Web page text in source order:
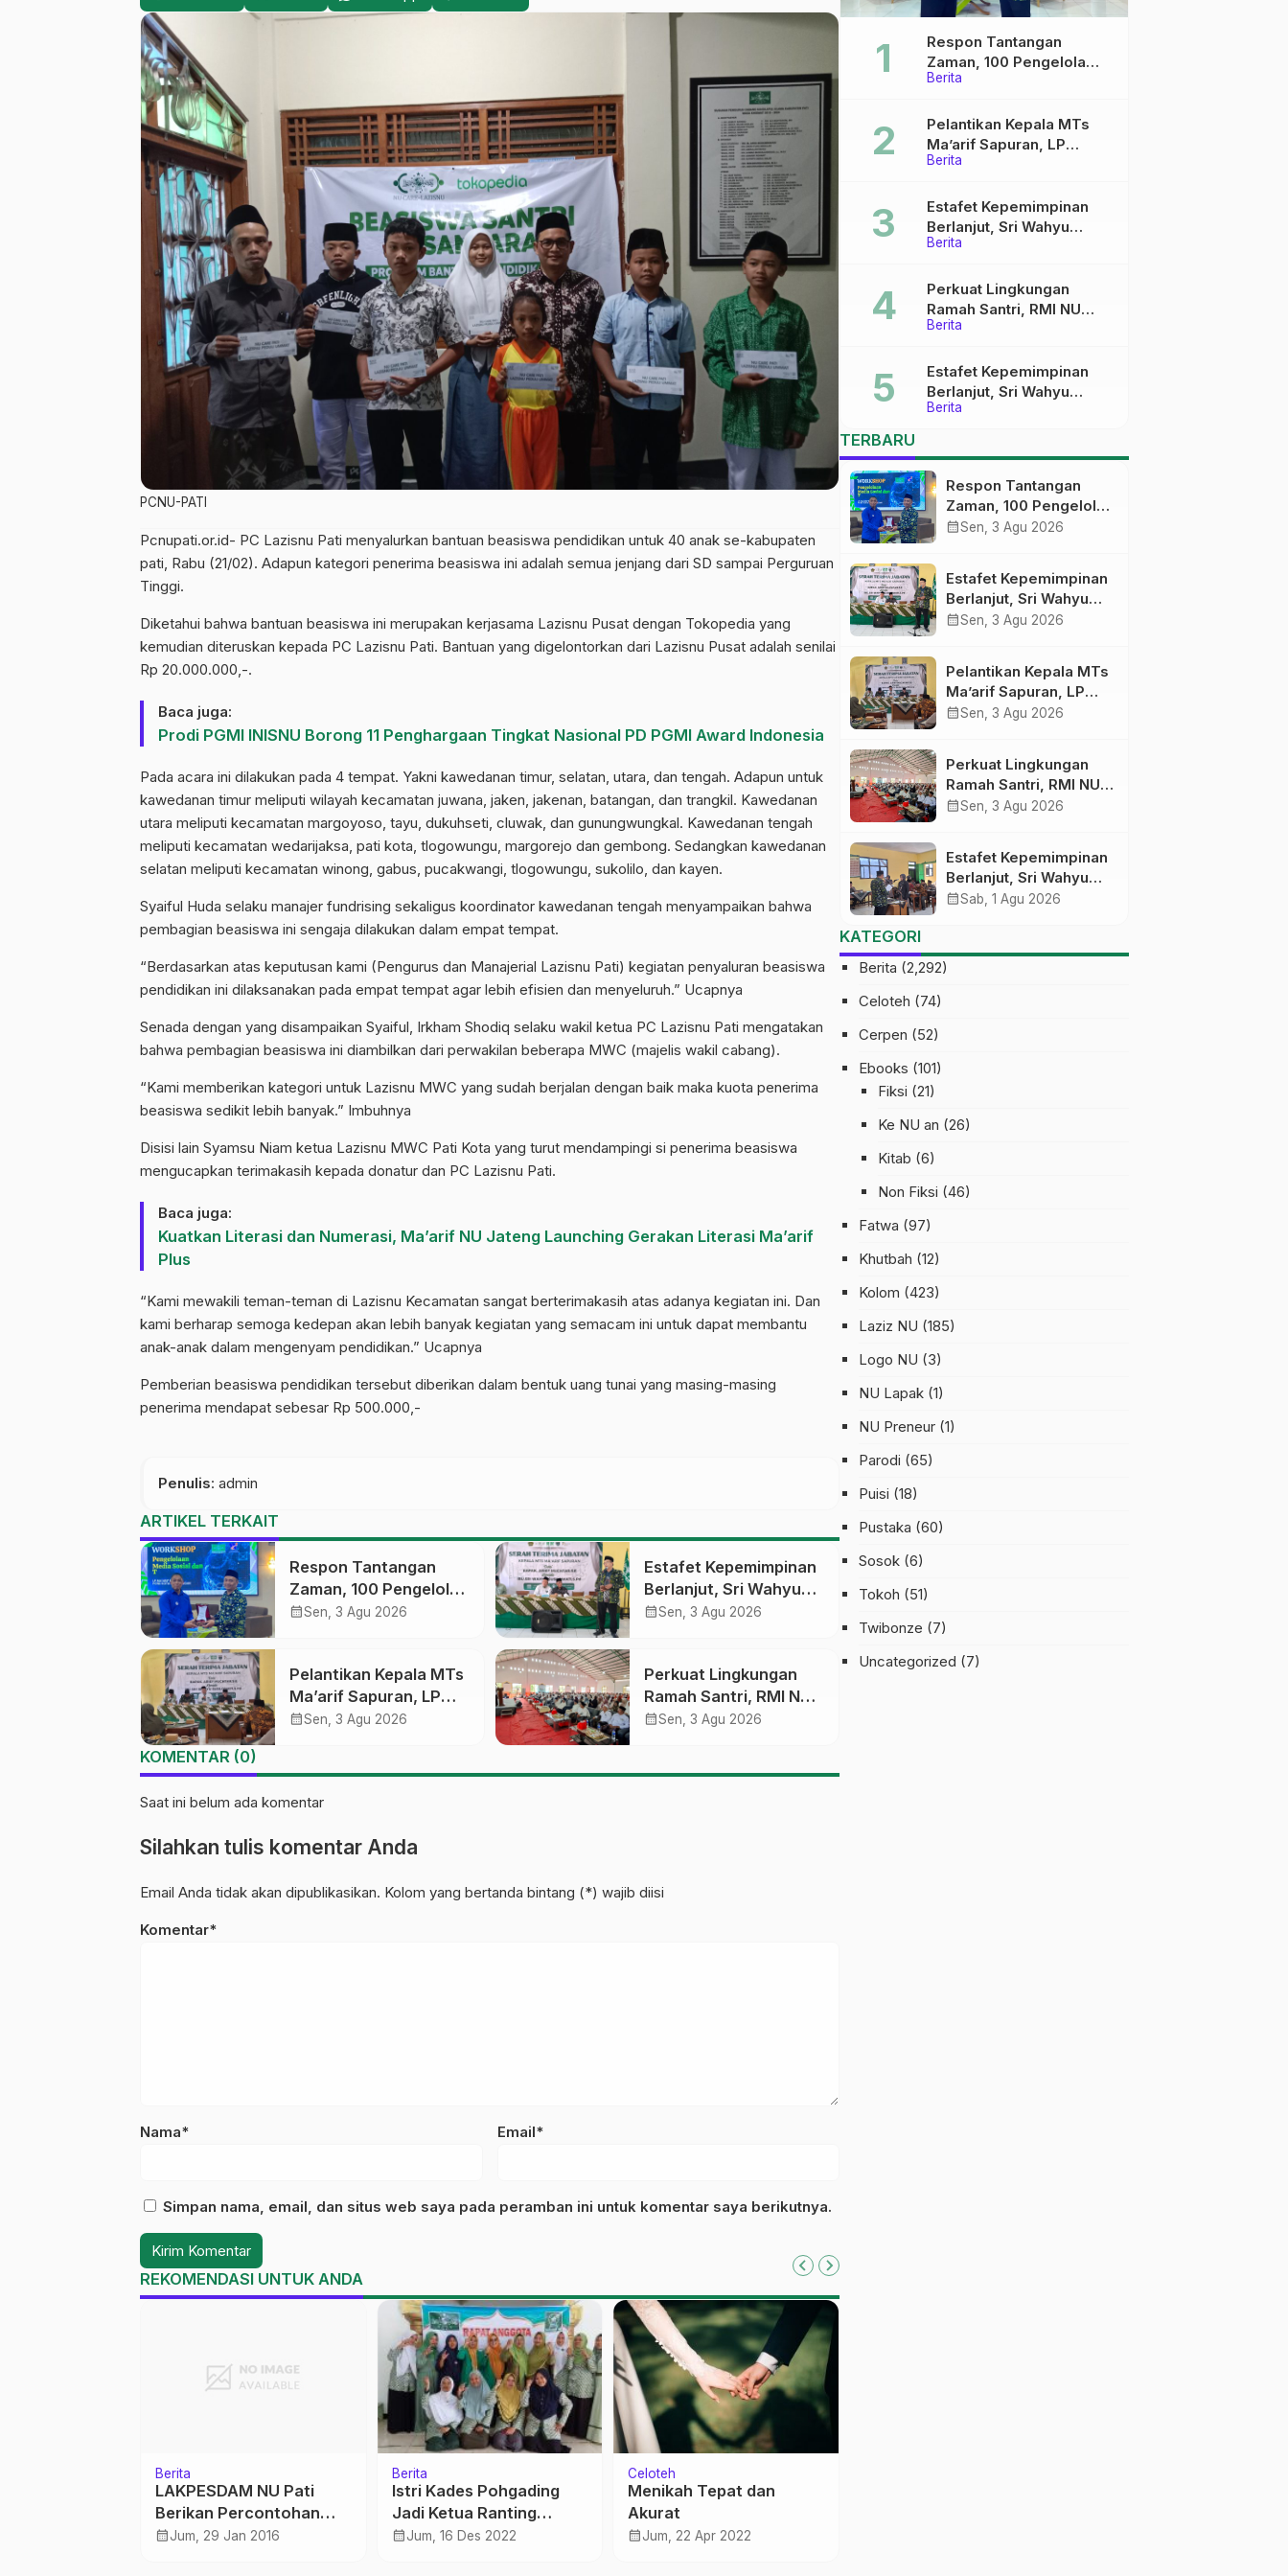
PCNU-PATI
Pcnupati.or.id- PC Lazisnu Pati menyalurkan bantuan beasiswa pendidikan untuk 40 anak se-kabupaten
pati, Rabu (21/02). Adapun kategori penerima beasiswa ini adalah semua jenjang dari SD sampai Perguruan
Tinggi.
Diketahui bahwa bantuan beasiswa ini merupakan kerjasama Lazisnu Pusat dengan Tokopedia yang
kemudian diteruskan kepada PC Lazisnu Pati. Bantuan yang digelontorkan dari Lazisnu Pusat adalah senilai
Rp 20.000.000,-.
Baca juga:
Prodi PGMI INISNU Borong 11 Penghargaan Tingkat Nasional PD PGMI Award Indonesia
Pada acara ini dilakukan pada 4 tempat. Yakni kawedanan timur, selatan, utara, dan tengah. Adapun untuk
kawedanan timur meliputi wilayah kecamatan juwana, jaken, jakenan, batangan, dan trangkil. Kawedanan
utara meliputi kecamatan margoyoso, tayu, dukuhseti, cluwak, dan gunungwungkal. Kawedanan tengah
meliputi kecamatan wedarijaksa, pati kota, tlogowungu, margorejo dan gembong. Sedangkan kawedanan
selatan meliputi kecamatan winong, gabus, pucakwangi, tlogowungu, sukolilo, dan kayen.
Syaiful Huda selaku manajer fundrising sekaligus koordinator kawedanan tengah menyampaikan bahwa
pembagian beasiswa ini sengaja dilakukan dalam empat tempat.
“Berdasarkan atas keputusan kami (Pengurus dan Manajerial Lazisnu Pati) kegiatan penyaluran beasiswa
pendidikan ini dilaksanakan pada empat tempat agar lebih efisien dan menyeluruh.” Ucapnya
Senada dengan yang disampaikan Syaiful, Irkham Shodiq selaku wakil ketua PC Lazisnu Pati mengatakan
bahwa pembagian beasiswa ini diambilkan dari perwakilan beberapa MWC (majelis wakil cabang).
“Kami memberikan kategori untuk Lazisnu MWC yang sudah berjalan dengan baik maka kuota penerima
beasiswa sedikit lebih banyak.” Imbuhnya
Disisi lain Syamsu Niam ketua Lazisnu MWC Pati Kota yang turut mendampingi si penerima beasiswa
mengucapkan terimakasih kepada donatur dan PC Lazisnu Pati.
Baca juga:
Kuatkan Literasi dan Numerasi, Ma’arif NU Jateng Launching Gerakan Literasi Ma’arif
Plus
“Kami mewakili teman-teman di Lazisnu Kecamatan sangat berterimakasih atas adanya kegiatan ini. Dan
kami berharap semoga kedepan akan lebih banyak kegiatan yang semacam ini untuk dapat membantu
anak-anak dalam mengenyam pendidikan.” Ucapnya
Pemberian beasiswa pendidikan tersebut diberikan dalam bentuk uang tunai yang masing-masing
penerima mendapat sebesar Rp 500.000,-
Penulis: admin
ARTIKEL TERKAIT
Respon Tantangan
Zaman, 100 Pengelola
Medsos Sekolah
Digital
calendar_monthSen, 3 Agu 2026
Estafet Kepemimpinan
Berlanjut, Sri Wahyu
Susilowati Resmi
calendar_monthSen, 3 Agu 2026
Pelantikan Kepala MTs
Ma’arif Sapuran, LP
Ma’arif NU Wonosobo
calendar_monthSen, 3 Agu 2026
Perkuat Lingkungan
Ramah Santri, RMI NU
Gelar ‘Sambang
calendar_monthSen, 3 Agu 2026
KOMENTAR (0)
Saat ini belum ada komentar
Silahkan tulis komentar Anda
Email Anda tidak akan dipublikasikan. Kolom yang bertanda bintang (*) wajib diisi
Komentar*
Nama* Email*
Simpan nama, email, dan situs web saya pada peramban ini untuk komentar saya berikutnya.
REKOMENDASI UNTUK ANDA
Berita
LAKPESDAM NU Pati
Berikan Percontohan
Vertikultur
calendar_monthJum, 29 Jan 2016
Berita
Istri Kades Pohgading
Jadi Ketua Ranting
Fatayat NU
calendar_monthJum, 16 Des 2022
Celoteh
Menikah Tepat dan
Akurat
calendar_monthJum, 22 Apr 2022
Berita
Respon Tantangan
Zaman, 100 Pengelola
Medsos Sekolah Ma’arif
Pelatihan Literasi Digital
Berita
Pelantikan Kepala MTs
Ma’arif Sapuran, LP
Ma’arif NU Wonosobo
Kepemimpinan Nahdliyah
Berita
Estafet Kepemimpinan
Berlanjut, Sri Wahyu
Susilowati Resmi Pimpin
Berita
Perkuat Lingkungan
Ramah Santri, RMI NU
Gelar ‘Sambang
Berita
Estafet Kepemimpinan
Berlanjut, Sri Wahyu
Susilowati Resmi Pimpin
TERBARU
Respon Tantangan
Zaman, 100 Pengelola
Medsos Sekolah
Digital
calendar_monthSen, 3 Agu 2026
Estafet Kepemimpinan
Berlanjut, Sri Wahyu
Susilowati Resmi
calendar_monthSen, 3 Agu 2026
Pelantikan Kepala MTs
Ma’arif Sapuran, LP
Ma’arif NU Wonosobo
Kepemimpinan
Nahdliyah
calendar_monthSen, 3 Agu 2026
Perkuat Lingkungan
Ramah Santri, RMI NU
Gelar ‘Sambang
calendar_monthSen, 3 Agu 2026
Estafet Kepemimpinan
Berlanjut, Sri Wahyu
Susilowati Resmi
calendar_monthSab, 1 Agu 2026
KATEGORI
Berita (2,292)
Celoteh (74)
Cerpen (52)
Ebooks (101)
Fiksi (21)
Ke NU an (26)
Kitab (6)
Non Fiksi (46)
Fatwa (97)
Khutbah (12)
Kolom (423)
Laziz NU (185)
Logo NU (3)
NU Lapak (1)
NU Preneur (1)
Parodi (65)
Puisi (18)
Pustaka (60)
Sosok (6)
Tokoh (51)
Twibonze (7)
Uncategorized (7)